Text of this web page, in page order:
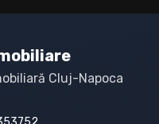
Cluj-Napoca